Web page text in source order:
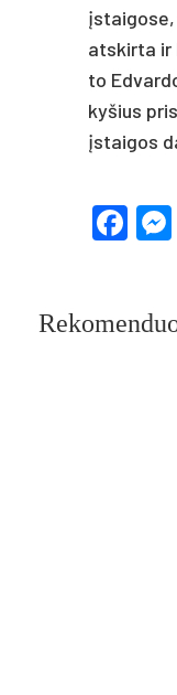
įstai­go­se,
at­skir­ta ir
to
ky­šius
įstai­gos